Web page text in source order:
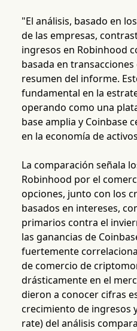
"El análisis, basado en
de las empresas,
ingresos en Robinhood
basada en
resumen del informe.
fundamental en la
operando como una
base amplia y Coinbase
en la economía de
La comparación señala
Robinhood por el
opciones, junto con los
basados en intereses,
primarios contra el
las ganancias de
fuertemente
de comercio de
drásticamente en el
dieron a conocer cifras
crecimiento de ingresos
rate) del análisis